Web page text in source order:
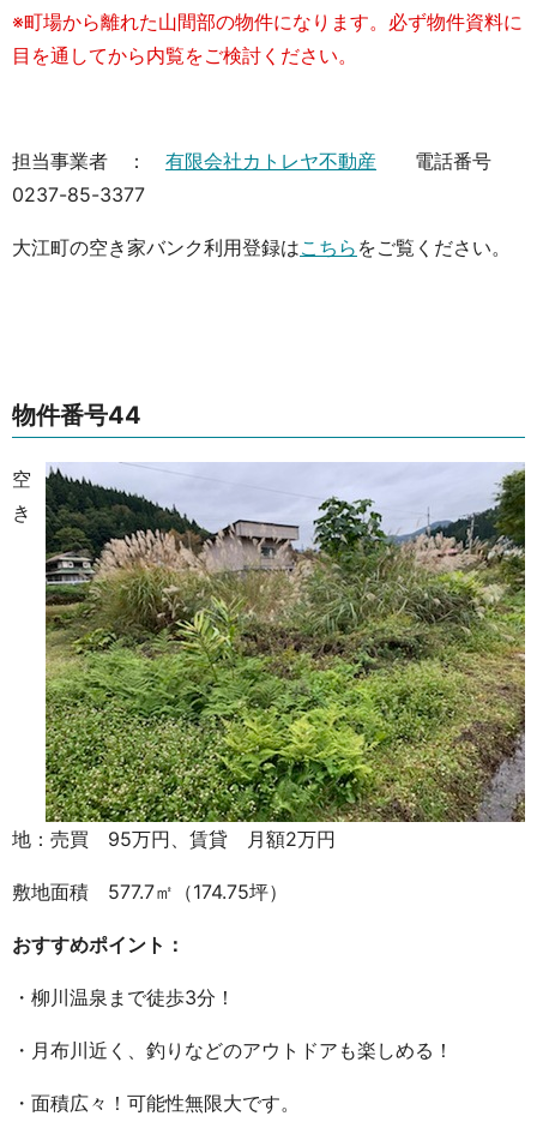
※町場から離れた山間部の物件になります。必ず物件資料に
目を通してから内覧をご検討ください。
担当事業者 ： 有限会社カトレヤ不動産 電話番号
0237-85-3377
大江町の空き家バンク利用登録はこちら をご覧ください。
物件番号44
空
き
地：売買 95万円、賃貸 月額2万円
敷地面積 577.7㎡（174.75坪）
おすすめポイント：
・柳川温泉まで徒歩3分！
・月布川近く、釣りなどのアウトドアも楽しめる！
・面積広々！可能性無限大です。